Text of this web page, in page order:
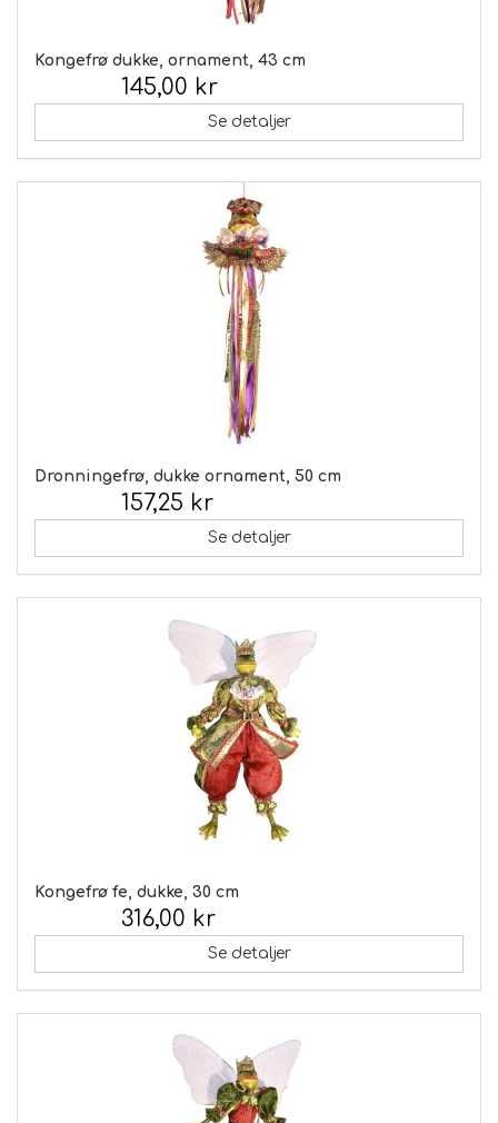
Kongefrø dukke, ornament, 43 cm
145,00 kr
Se detaljer
Dronningefrø, dukke ornament, 50 cm
157,25 kr
Se detaljer
Kongefrø fe, dukke, 30 cm
316,00 kr
Se detaljer